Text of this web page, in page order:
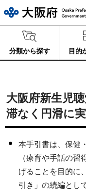
分類から探す 目的
大阪府新生児
滞なく円滑に
本手引書は、保健
（療育や手話の習
げることを目的に
引き」の続編とし